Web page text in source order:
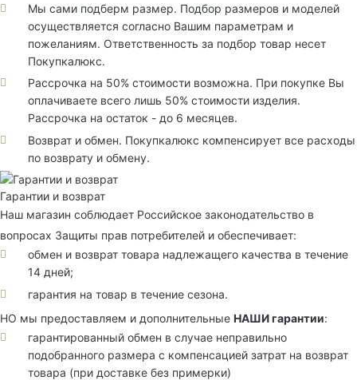
Мы сами подберм размер. Подбор размеров и моделей
осуществляется согласно Вашим параметрам и
пожеланиям. Ответственность за подбор товар несет
Покупкалюкс.
Рассрочка на 50% стоимости возможна. При покупке Вы
оплачиваете всего лишь 50% стоимости изделия.
Рассрочка на остаток - до 6 месяцев.
Возврат и обмен. Покупкалюкс компенсирует все расходы
по возврату и обмену.
Гарантии и возврат
Наш магазин соблюдает Российское законодательство в
вопросах Защиты прав потребителей и обеспечивает:
обмен и возврат товара надлежащего качества в течение
14 дней;
гарантия на товар в течение сезона.
НО мы предоставляем и дополнительные НАШИ гарантии:
гарантированный обмен в случае неправильно
подобранного размера с компенсацией затрат на возврат
товара (при доставке без примерки)